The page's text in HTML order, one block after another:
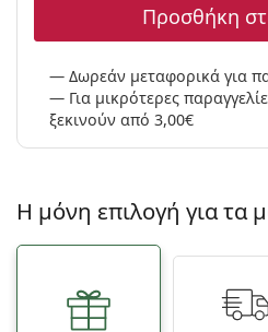
Προσθήκη
Δωρεάν μεταφορικά για
Για μικρότερες
ξεκινούν από 3,00€
Η μόνη επιλογή για τα